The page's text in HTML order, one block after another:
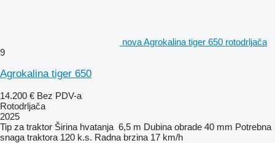
nova Agrokalina tiger 650 rotodrljača
9
Agrokalina tiger 650
14.200 € Bez PDV-a
Rotodrljača
2025
Tip za traktor Širina hvatanja 6,5 m Dubina obrade 40 mm Potrebna
snaga traktora 120 k.s. Radna brzina 17 km/h